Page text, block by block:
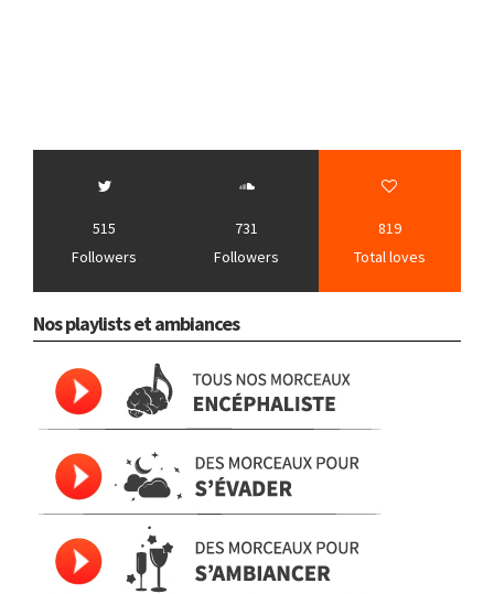
515
Followers
731
Followers
819
Total loves
Nos playlists et ambiances